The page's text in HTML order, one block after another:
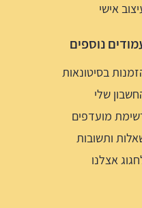
אישי
נוספים
בסיטונאות
שלי
מועדפים
ותשובות
אצלנו